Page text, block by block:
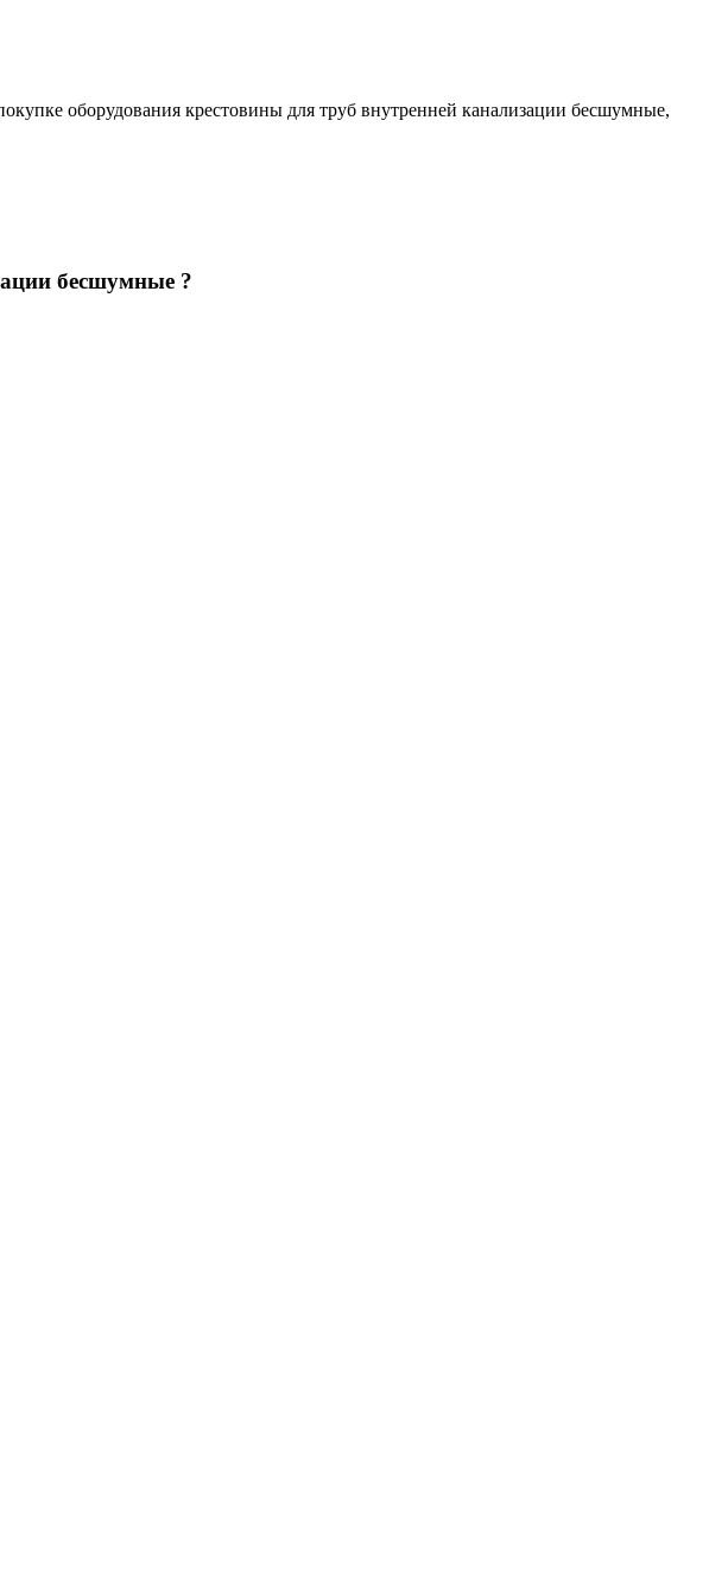
оборудования крестовины для труб внутренней канализации бесшумные,
бесшумные ?